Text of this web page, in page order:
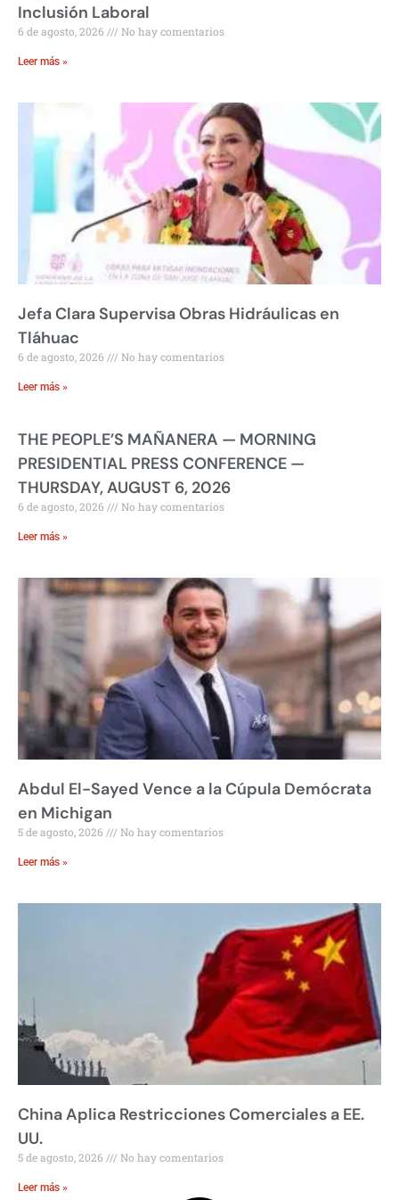
Inclusión Laboral
6 de agosto, 2026 No hay comentarios
Leer más »
Jefa Clara Supervisa Obras Hidráulicas en
Tláhuac
6 de agosto, 2026 No hay comentarios
Leer más »
THE PEOPLE’S MAÑANERA — MORNING
PRESIDENTIAL PRESS CONFERENCE —
THURSDAY, AUGUST 6, 2026
6 de agosto, 2026 No hay comentarios
Leer más »
Abdul El-Sayed Vence a la Cúpula Demócrata
en Michigan
5 de agosto, 2026 No hay comentarios
Leer más »
China Aplica Restricciones Comerciales a EE.
UU.
5 de agosto, 2026 No hay comentarios
Leer más »